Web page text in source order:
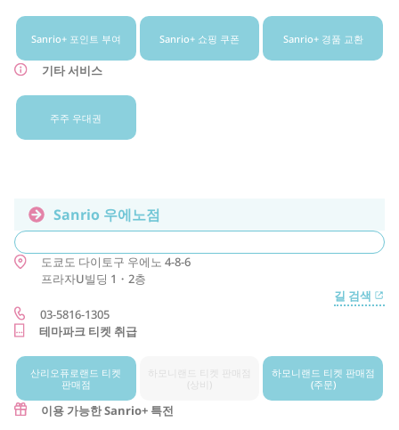
Sanrio+ 포인트 부여 Sanrio+ 쇼핑 쿠폰 Sanrio+ 경품 교환
기타 서비스
주주 우대권
Sanrio 우에노점
도쿄도 다이토구 우에노 4-8-6
프라자U빌딩 1・2층
길 검색
03-5816-1305
테마파크 티켓 취급
산리오퓨로랜드 티켓
판매점
하모니랜드 티켓 판매점
(상비)
하모니랜드 티켓 판매점
(주문)
이용 가능한 Sanrio+ 특전